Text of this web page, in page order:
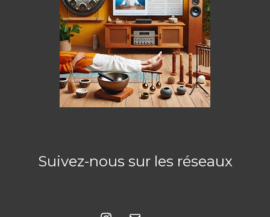
Suivez-nous sur les réseaux